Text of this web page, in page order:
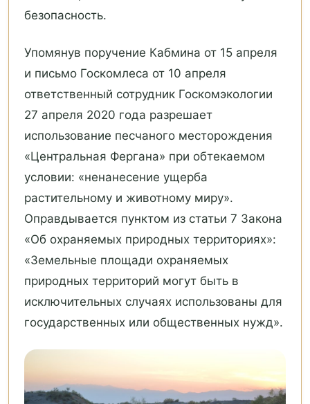
безопасность.
Упомянув поручение Кабмина от 15 апреля
и письмо Госкомлеса от 10 апреля
ответственный сотрудник Госкомэкологии
27 апреля 2020 года разрешает
использование песчаного месторождения
«Центральная Фергана» при обтекаемом
условии: «ненанесение ущерба
растительному и животному миру».
Оправдывается пунктом из статьи 7 Закона
«Об охраняемых природных территориях»:
«Земельные площади охраняемых
природных территорий могут быть в
исключительных случаях использованы для
государственных или общественных нужд».